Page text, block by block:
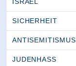
ISRAEL
SICHERHEIT
ANTISEMITISMUS
JUDENHASS